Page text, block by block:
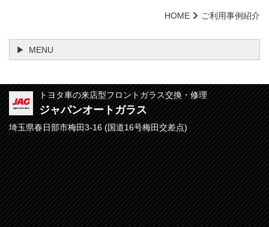
HOME ご利用事例紹介
MENU
トヨタ車の来店型フロントガラス交換・修理
ジャパンオートガラス
埼玉県春日部市梅田3-16 (国道16号梅田交差点)